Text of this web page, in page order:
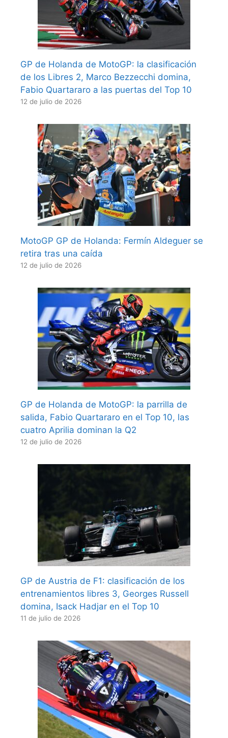
GP de Holanda de MotoGP: la clasificación
de los Libres 2, Marco Bezzecchi domina,
Fabio Quartararo a las puertas del Top 10
12 de julio de 2026
MotoGP GP de Holanda: Fermín Aldeguer se
retira tras una caída
12 de julio de 2026
GP de Holanda de MotoGP: la parrilla de
salida, Fabio Quartararo en el Top 10, las
cuatro Aprilia dominan la Q2
12 de julio de 2026
GP de Austria de F1: clasificación de los
entrenamientos libres 3, Georges Russell
domina, Isack Hadjar en el Top 10
11 de julio de 2026